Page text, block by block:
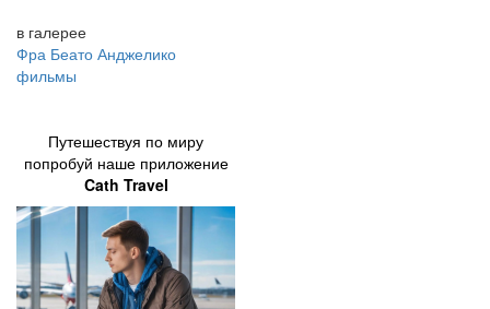
в галерее
Фра Беато Анджелико
фильмы
Путешествуя по миру
попробуй наше приложение
Cath Travel